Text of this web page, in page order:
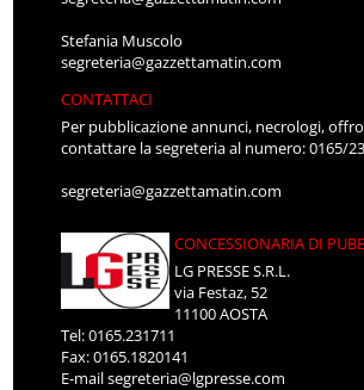
Stefania Muscolo
segreteria@gazzettamatin.com
CONTATTACI
Per pubblicazione annunci, necrologi,
contattare la segreteria al numero: 0165/
segreteria@gazzettamatin.com
CONCESSIONARIA DI
LG PRESSE S.R.L.
via Festaz, 52
11100 AOSTA
Tel: 0165.231711
Fax: 0165.1820141
E-mailsegreteria@lgpresse.com